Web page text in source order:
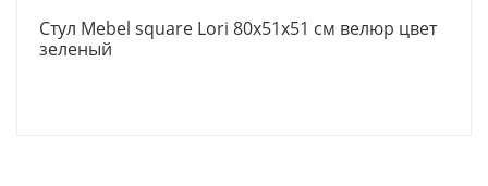
Стул Mebel square Lori 80х51х51 см велюр цвет
зеленый